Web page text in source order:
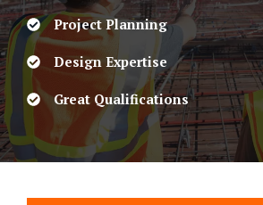
Project Planning
Design Expertise
Great Qualifications